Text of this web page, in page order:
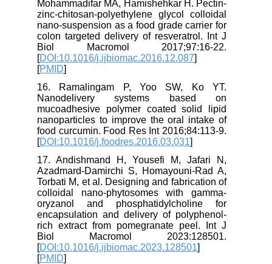
Mohammadifar MA, Hamishehkar H. Pectin-
zinc-chitosan-polyethylene glycol colloidal
nano-suspension as a food grade carrier for
colon targeted delivery of resveratrol. Int J
Biol Macromol 2017;97:16-22.
[DOI:10.1016/j.ijbiomac.2016.12.087
[PMID
16. Ramalingam P, Yoo SW, Ko YT.
Nanodelivery systems based on
mucoadhesive polymer coated solid lipid
nanoparticles to improve the oral intake of
food curcumin. Food Res Int 2016;84:113-9.
[DOI:10.1016/j.foodres.2016.03.031
17. Andishmand H, Yousefi M, Jafari N,
Azadmard-Damirchi S, Homayouni-Rad A,
Torbati M, et al. Designing and fabrication of
colloidal nano-phytosomes with gamma-
oryzanol and phosphatidylcholine for
encapsulation and delivery of polyphenol-
rich extract from pomegranate peel. Int J
Biol Macromol 2023:128501.
[DOI:10.1016/j.ijbiomac.2023.128501
[PMID